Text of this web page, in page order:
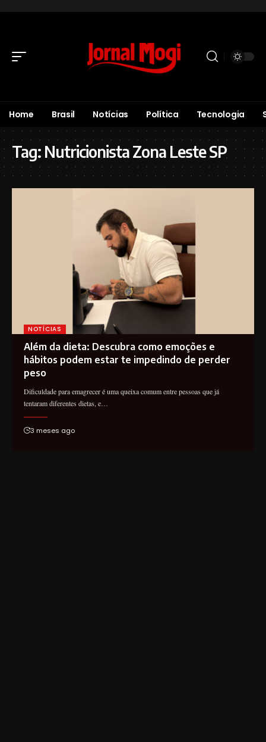
Home Brasil Notícias Política Tecnologia
Tag: Nutricionista Zona Leste SP
NOTÍCIAS
Além da dieta: Descubra como emoções e
hábitos podem estar te impedindo de perder
peso
Dificuldade para emagrecer é uma queixa comum entre pessoas que já
tentaram diferentes dietas, e…
3 meses ago